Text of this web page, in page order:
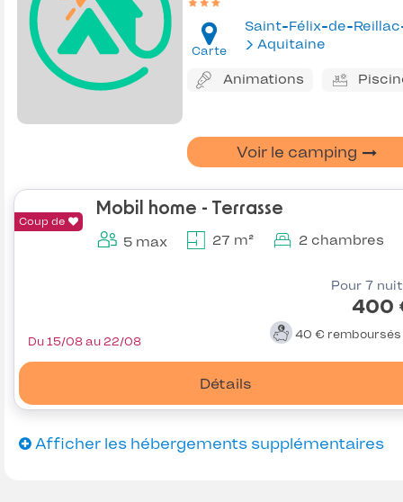
Carte Aquitaine
Animations
Voir le camping
Coup de
Mobil home - Terrasse
5 max 27 m² 2 chambres
Pour 7
400
40 € remboursés
Détails
Du 15/08 au 22/08
Afficher les hébergements supplémentaires